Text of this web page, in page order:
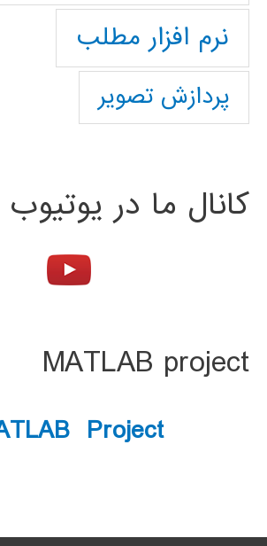
نرم افزار مطلب
پردازش تصویر
کانال ما در یوتیوب
MATLAB project
Project